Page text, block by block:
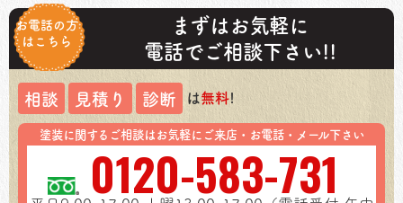
お電話の方
はこちら
まずはお気軽に
電話でご相談下さい!!
相談 見積り 診断 は無料!
塗装に関するご相談はお気軽にご来店・お電話・メール下さい
0120-583-731